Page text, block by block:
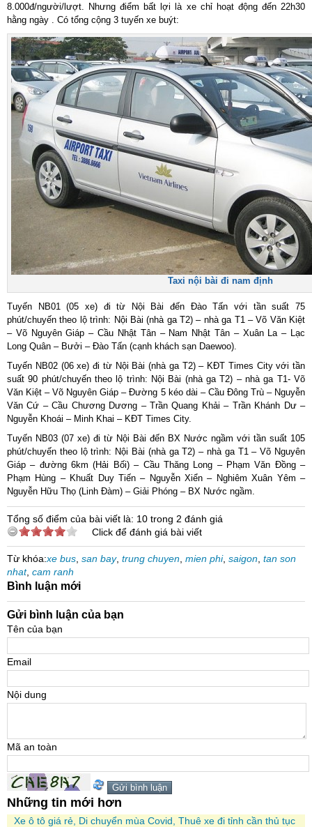
8.000đ/người/lượt. Nhưng điểm bất lợi là xe chỉ hoạt động đến 22h30
hằng ngày . Có tổng cộng 3 tuyến xe buýt:
Taxi nội bài đi nam định
Tuyến NB01 (05 xe) đi từ Nội Bài đến Đào Tấn với tần suất 75
phút/chuyến theo lộ trình: Nội Bài (nhà ga T2) – nhà ga T1 – Võ Văn Kiệt
– Võ Nguyên Giáp – Cầu Nhật Tân – Nam Nhật Tân – Xuân La – Lạc
Long Quân – Bưởi – Đào Tấn (cạnh khách sạn Daewoo).
Tuyến NB02 (06 xe) đi từ Nội Bài (nhà ga T2) – KĐT Times City với tần
suất 90 phút/chuyến theo lộ trình: Nội Bài (nhà ga T2) – nhà ga T1- Võ
Văn Kiệt – Võ Nguyên Giáp – Đường 5 kéo dài – Cầu Đông Trù – Nguyễn
Văn Cứ – Cầu Chương Dương – Trần Quang Khải – Trần Khánh Dư –
Nguyễn Khoái – Minh Khai – KĐT Times City.
Tuyến NB03 (07 xe) đi từ Nội Bài đến BX Nước ngầm với tần suất 105
phút/chuyến theo lộ trình: Nội Bài (nhà ga T2) – nhà ga T1 – Võ Nguyên
Giáp – đường 6km (Hải Bối) – Cầu Thăng Long – Phạm Văn Đồng –
Phạm Hùng – Khuất Duy Tiến – Nguyễn Xiển – Nghiêm Xuân Yêm –
Nguyễn Hữu Thọ (Linh Đàm) – Giải Phóng – BX Nước ngầm.
Tổng số điểm của bài viết là: 10 trong 2 đánh giá
Click để đánh giá bài viết
Từ khóa:xe bus san bay, trung chuyen mien phi, saigon tan son
nhat, cam ranh
Bình luận mới
Gửi bình luận của bạn
Tên của bạn
Email
Nội dung
Mã an toàn
Những tin mới hơn
Xe ô tô giá rẻ, Di chuyển mùa Covid, Thuê xe đi tỉnh cần thủ tục